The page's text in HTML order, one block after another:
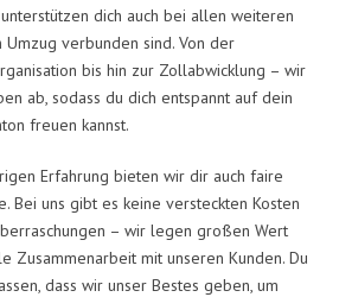
dich auch bei allen weiteren
verbunden sind. Von der
bis hin zur Zollabwicklung – wir
ab, sodass du dich entspannt auf dein
freuen kannst.
Erfahrung bieten wir dir auch faire
Bei uns gibt es keine versteckten Kosten
– wir legen großen Wert
Zusammenarbeit mit unseren Kunden. Du
dass wir unser Bestes geben, um